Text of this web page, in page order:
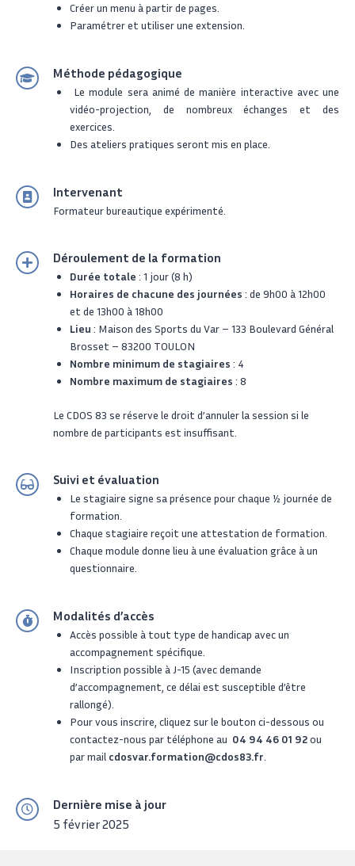
Créer un menu à partir de pages.
Paramétrer et utiliser une extension.
Méthode pédagogique
Le module sera animé de manière interactive avec une
vidéo-projection, de nombreux échanges et des
exercices.
Des ateliers pratiques seront mis en place.
Intervenant
Formateur bureautique expérimenté.
Déroulement de la formation
Durée totale : 1 jour (8 h)
Horaires de chacune des journées : de 9h00 à 12h00
et de 13h00 à 18h00
Lieu : Maison des Sports du Var – 133 Boulevard Général
Brosset – 83200 TOULON
Nombre minimum de stagiaires : 4
Nombre maximum de stagiaires : 8
Le CDOS 83 se réserve le droit d’annuler la session si le
nombre de participants est insuffisant.
Suivi et évaluation
Le stagiaire signe sa présence pour chaque 1⁄2 journée de
formation.
Chaque stagiaire reçoit une attestation de formation.
Chaque module donne lieu à une évaluation grâce à un
questionnaire.
Modalités d’accès
Accès possible à tout type de handicap avec un
accompagnement spécifique.
Inscription possible à J-15 (avec demande
d’accompagnement, ce délai est susceptible d’être
rallongé).
Pour vous inscrire, cliquez sur le bouton ci-dessous ou
contactez-nous par téléphone au 04 94 46 01 92ou
par mail cdosvar.formation@cdos83.fr
Dernière mise à jour
5 février 2025